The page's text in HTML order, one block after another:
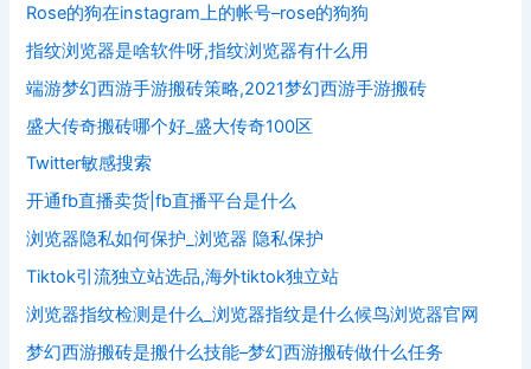
Rose的狗在instagram上的帐号–rose的狗狗
指纹浏览器是啥软件呀,指纹浏览器有什么用
端游梦幻西游手游搬砖策略,2021梦幻西游手游搬砖
盛大传奇搬砖哪个好_盛大传奇100区
Twitter敏感搜索
开通fb直播卖货|fb直播平台是什么
浏览器隐私如何保护_浏览器 隐私保护
Tiktok引流独立站选品,海外tiktok独立站
浏览器指纹检测是什么_浏览器指纹是什么候鸟浏览器官网
梦幻西游搬砖是搬什么技能–梦幻西游搬砖做什么任务